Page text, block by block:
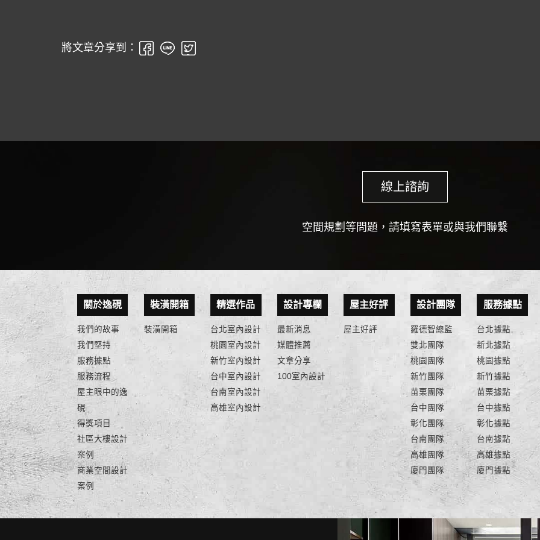
將文章分享到：
線上諮詢
空間規劃等問題，請填寫表單或與我們聯繫
關於逸硯
我們的故事
我們堅持
服務據點
服務流程
屋主眼中的逸
硯
得獎項目
社區大樓設計
案例
商業空間設計
案例
裝潢開箱
裝潢開箱
精選作品
台北室內設計
桃園室內設計
新竹室內設計
台中室內設計
台南室內設計
高雄室內設計
設計專欄
最新消息
媒體推薦
文章分享
100室內設計
屋主好評
屋主好評
設計團隊
羅德智總監
雙北團隊
桃園團隊
新竹團隊
苗栗團隊
台中團隊
彰化團隊
台南團隊
高雄團隊
廈門團隊
服務據點
台北據點
新北據點
桃園據點
新竹據點
苗栗據點
台中據點
彰化據點
台南據點
高雄據點
廈門據點